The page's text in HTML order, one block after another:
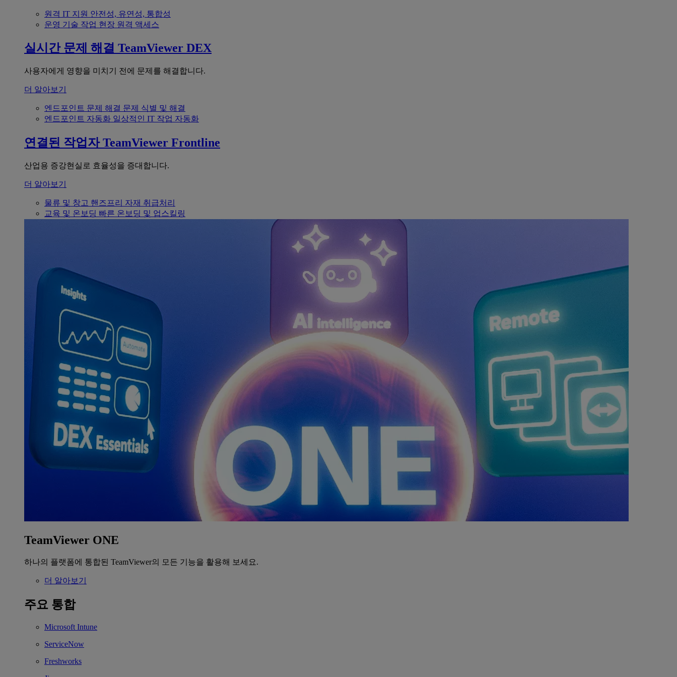
원격 IT 지원 안전성, 유연성, 통합성
운영 기술 작업 현장 원격 액세스
실시간 문제 해결 TeamViewer DEX
사용자에게 영향을 미치기 전에 문제를 해결합니다.
더 알아보기
엔드포인트 문제 해결 문제 식별 및 해결
엔드포인트 자동화 일상적인 IT 작업 자동화
연결된 작업자 TeamViewer Frontline
산업용 증강현실로 효율성을 증대합니다.
더 알아보기
물류 및 창고 핸즈프리 자재 취급처리
교육 및 온보딩 빠른 온보딩 및 업스킬링
TeamViewer ONE
하나의 플랫폼에 통합된 TeamViewer의 모든 기능을 활용해 보세요.
더 알아보기
주요 통합
Microsoft Intune
ServiceNow
Freshworks